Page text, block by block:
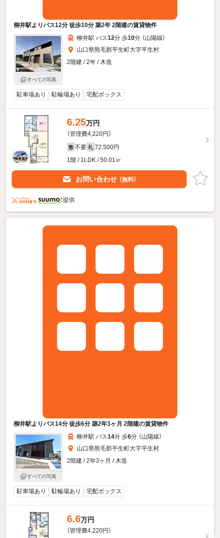
柳井駅よりバス12分 徒歩10分 築2年 2階建の賃貸物件
すべての写真
柳井駅 バス12分 歩10分 （山陽線）
山口県熊毛郡平生町大字平生村
2階建 / 2年 / 木造
駐車場あり 駐輪場あり 宅配ボックス
6.25万円
（管理費4,220円）
敷 不要 礼 72,500円
1階 / 1LDK / 50.01㎡
お問い合わせ （無料）
提供
柳井駅よりバス14分 徒歩6分 築2年3ヶ月 2階建の賃貸物件
すべての写真
柳井駅 バス14分 歩6分 （山陽線）
山口県熊毛郡平生町大字平生村
2階建 / 2年3ヶ月 / 木造
駐車場あり 駐輪場あり 宅配ボックス
6.6万円
（管理費4,220円）